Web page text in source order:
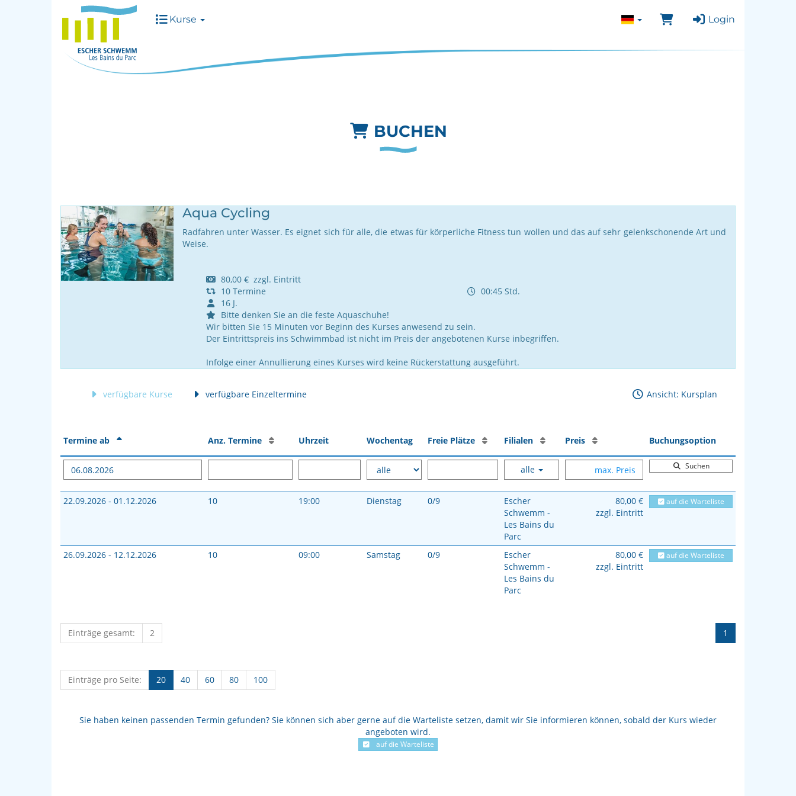
Kurse Login
BUCHEN
Aqua Cycling
Radfahren unter Wasser. Es eignet sich für alle, die etwas für körperliche Fitness tun wollen und das auf sehr gelenkschonende Art und
Weise.
80,00 € zzgl. Eintritt
10 Termine
00:45 Std.
16 J.
Bitte denken Sie an die feste Aquaschuhe!
Wir bitten Sie 15 Minuten vor Beginn des Kurses anwesend zu sein.
Der Eintrittspreis ins Schwimmbad ist nicht im Preis der angebotenen Kurse inbegriffen.
Infolge einer Annullierung eines Kurses wird keine Rückerstattung ausgeführt.
verfügbare Kurse verfügbare Einzeltermine Ansicht: Kursplan
Termine ab Anz. Termine Uhrzeit Wochentag Freie Plätze Filialen Preis Buchungsoption
alle Suchen
22.09.2026 - 01.12.2026 10 19:00 Dienstag 0/9
Escher
Schwemm -
Les Bains du
Parc
80,00 €
zzgl. Eintritt
auf die Warteliste
26.09.2026 - 12.12.2026 10 09:00 Samstag 0/9
Escher
Schwemm -
Les Bains du
Parc
80,00 €
zzgl. Eintritt
auf die Warteliste
1
Einträge gesamt: 2
Einträge pro Seite: 20 40 60 80 100
Sie haben keinen passenden Termin gefunden? Sie können sich aber gerne auf die Warteliste setzen, damit wir Sie informieren können, sobald der Kurs wieder
angeboten wird.
auf die Warteliste